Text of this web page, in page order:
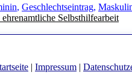
, Geschlechtseintrag,
Selbsthilfearbeit
| Impressum |